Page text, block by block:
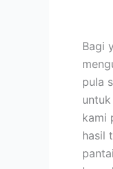
Bagi
pula
kami
hasil